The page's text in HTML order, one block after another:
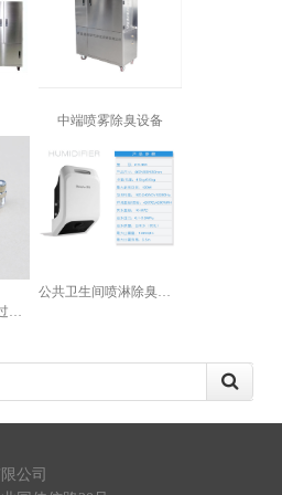
中端喷雾除臭设备
高压喷头 台湾加长过滤网陶瓷片喷嘴 ...
公共卫生间喷淋除臭设备
公司